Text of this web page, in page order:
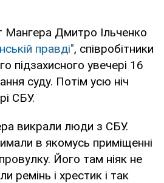
Мангера Дмитро Ільченко
правді", співробітники
підзахисного увечері 16
суду. Потім усю ніч
СБУ.
викрали люди з СБУ.
в якомусь приміщенні
Його там ніяк не
ремінь і хрестик і так